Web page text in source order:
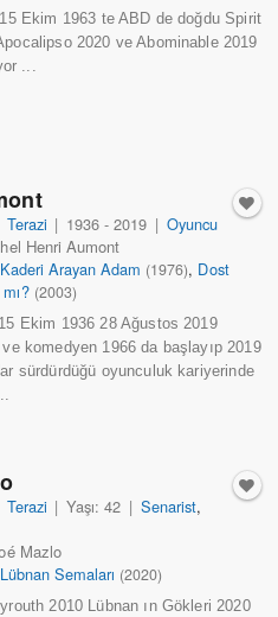
Ekim 1963 te ABD de doğdu Spirit
2020 ve Abominable 2019
...
Terazi | 1936 - 2019 | Oyuncu
Henri Aumont
Kaderi Arayan Adam (1976), Dost
(2003)
Ekim 1936 28 Ağustos 2019
komedyen 1966 da başlayıp 2019
sürdürdüğü oyunculuk kariyerinde
Terazi | Yaşı: 42 | Senarist,
Mazlo
Lübnan Semaları (2020)
2010 Lübnan ın Gökleri 2020